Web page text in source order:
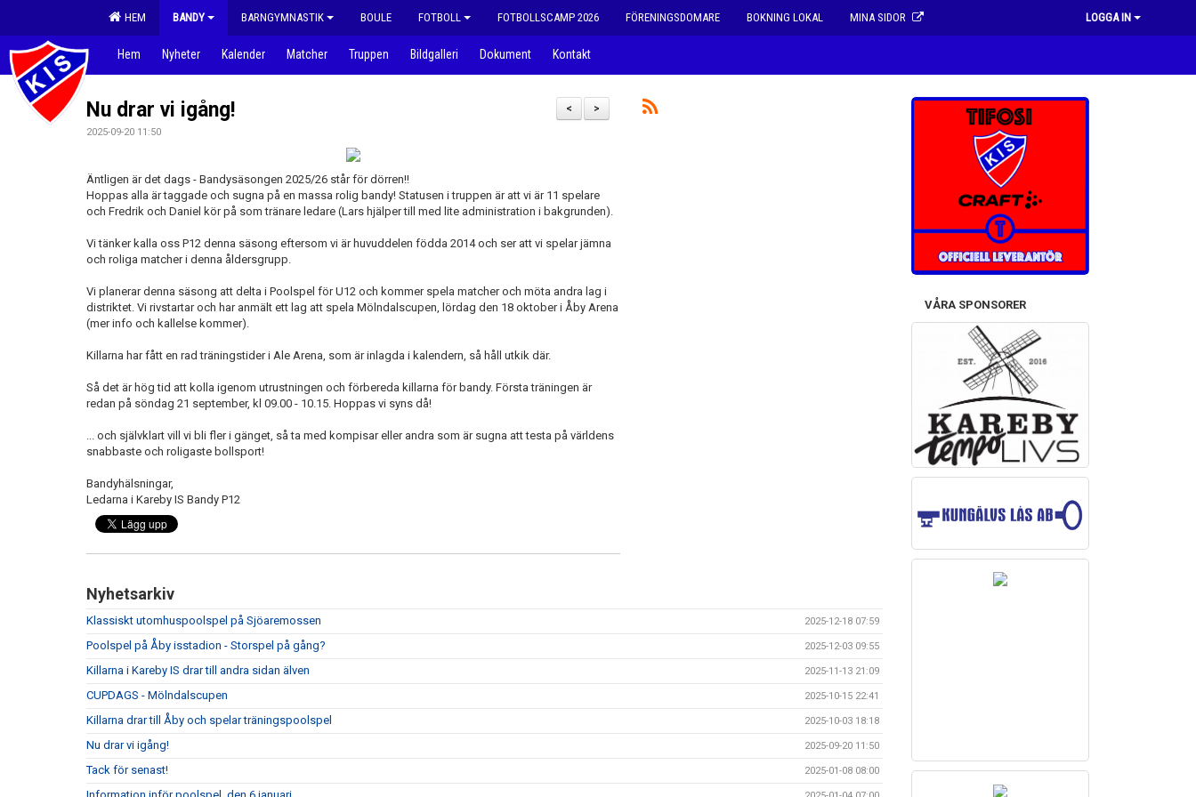
HEM BANDY BARNGYMNASTIK BOULE FOTBOLL FOTBOLLSCAMP 2026 FÖRENINGSDOMARE BOKNING LOKAL MINA SIDOR LOGGA IN
Hem Nyheter Kalender Matcher Truppen Bildgalleri Dokument Kontakt
>
<
Nu drar vi igång!
2025-09-20 11:50
Äntligen är det dags - Bandysäsongen 2025/26 står för dörren!!
Hoppas alla är taggade och sugna på en massa rolig bandy! Statusen i truppen är att vi är 11 spelare
och Fredrik och Daniel kör på som tränare ledare (Lars hjälper till med lite administration i bakgrunden).
Vi tänker kalla oss P12 denna säsong eftersom vi är huvuddelen födda 2014 och ser att vi spelar jämna
och roliga matcher i denna åldersgrupp.
Vi planerar denna säsong att delta i Poolspel för U12 och kommer spela matcher och möta andra lag i
distriktet. Vi rivstartar och har anmält ett lag att spela Mölndalscupen, lördag den 18 oktober i Åby Arena
(mer info och kallelse kommer).
Killarna har fått en rad träningstider i Ale Arena, som är inlagda i kalendern, så håll utkik där.
Så det är hög tid att kolla igenom utrustningen och förbereda killarna för bandy. Första träningen är
redan på söndag 21 september, kl 09.00 - 10.15. Hoppas vi syns då!
... och självklart vill vi bli fler i gänget, så ta med kompisar eller andra som är sugna att testa på världens
snabbaste och roligaste bollsport!
Bandyhälsningar,
Ledarna i Kareby IS Bandy P12
Nyhetsarkiv
Klassiskt utomhuspoolspel på Sjöaremossen 2025-12-18 07:59
Poolspel på Åby isstadion - Storspel på gång? 2025-12-03 09:55
Killarna i Kareby IS drar till andra sidan älven 2025-11-13 21:09
CUPDAGS - Mölndalscupen 2025-10-15 22:41
Killarna drar till Åby och spelar träningspoolspel 2025-10-03 18:18
Nu drar vi igång! 2025-09-20 11:50
Tack för senast! 2025-01-08 08:00
VÅRA SPONSORER